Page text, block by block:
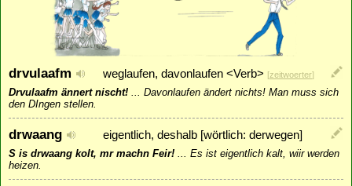
drvulaafm weglaufen, davonlaufen <Verb> [zeitwoerter]
Drvulaafm ännert nischt!
Davonlaufen ändert nichts! Man muss sich
den DIngen stellen.
drwaang eigentlich, deshalb [wörtlich: derwegen]
S is drwaang kolt, mr machn Feir!
Es ist eigentlich kalt, wiir werden
heizen.